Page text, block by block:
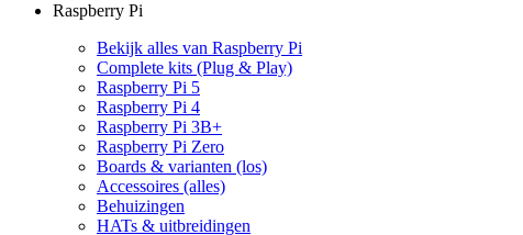
Raspberry Pi
Bekijk alles van Raspberry Pi
Complete kits (Plug & Play)
Raspberry Pi 5
Raspberry Pi 4
Raspberry Pi 3B+
Raspberry Pi Zero
Boards & varianten (los)
Accessoires (alles)
Behuizingen
HATs & uitbreidingen